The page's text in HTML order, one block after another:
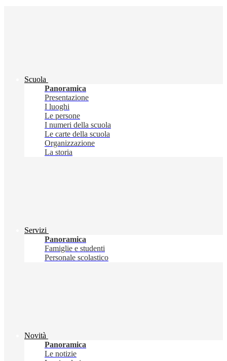
Scuola
Panoramica
Presentazione
I luoghi
Le persone
I numeri della scuola
Le carte della scuola
Organizzazione
La storia
Servizi
Panoramica
Famiglie e studenti
Personale scolastico
Novità
Panoramica
Le notizie